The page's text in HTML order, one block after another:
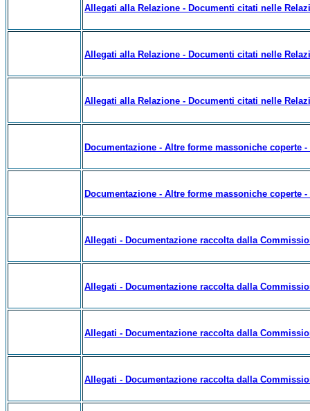
Allegati alla Relazione - Documenti citati nelle
Allegati alla Relazione - Documenti citati nelle
Allegati alla Relazione - Documenti citati nelle
Documentazione - Altre forme massoniche coperte
Documentazione - Altre forme massoniche coperte
Allegati - Documentazione raccolta dalla
Allegati - Documentazione raccolta dalla
Allegati - Documentazione raccolta dalla
Allegati - Documentazione raccolta dalla